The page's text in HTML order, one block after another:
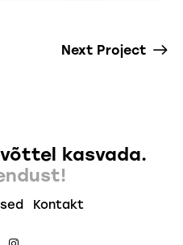
Next Project
kasvada.
Kontakt